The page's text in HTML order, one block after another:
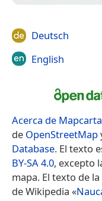
Deutsch
English
Acerca de Mapcarta
de OpenStreetMap
Database. El texto
BY-SA 4.0, excepto
mapa. El texto de
de Wikipedia «